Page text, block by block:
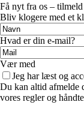
Få nyt fra os –
Bliv klogere med et
Hvad er din e-mail?
Vær med
Jeg har læst og
Du kan altid afmelde
vores regler og